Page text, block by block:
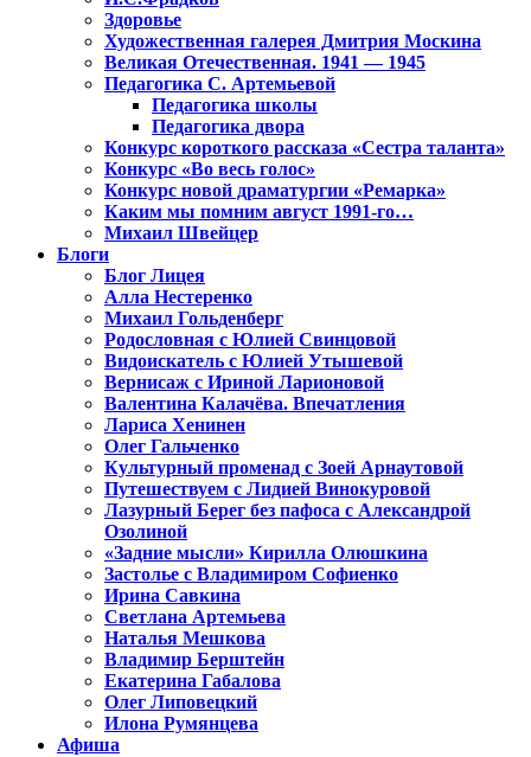
Здоровье
Художественная галерея Дмитрия Москина
Великая Отечественная. 1941 — 1945
Педагогика С. Артемьевой
Педагогика школы
Педагогика двора
Конкурс короткого рассказа «Сестра таланта»
Конкурс «Во весь голос»
Конкурс новой драматургии «Ремарка»
Каким мы помним август 1991-го…
Михаил Швейцер
Блоги
Блог Лицея
Алла Нестеренко
Михаил Гольденберг
Родословная с Юлией Свинцовой
Видоискатель с Юлией Утышевой
Вернисаж с Ириной Ларионовой
Валентина Калачёва. Впечатления
Лариса Хенинен
Олег Гальченко
Культурный променад с Зоей Арнаутовой
Путешествуем с Лидией Винокуровой
Лазурный Берег без пафоса с Александрой
Озолиной
«Задние мысли» Кирилла Олюшкина
Застолье с Владимиром Софиенко
Ирина Савкина
Светлана Артемьева
Наталья Мешкова
Владимир Берштейн
Екатерина Габалова
Олег Липовецкий
Илона Румянцева
Афиша